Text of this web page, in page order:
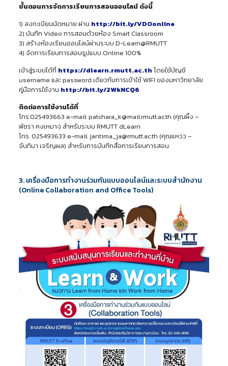
ขั้นตอนการจัดการเรียนการสอนออนไลน์ ดังนี้
1) ลงทะเบียนนัดหมาย ผ่าน http://bit.ly/VDOonline
2) บันทึก Video การสอนด้วยห้อง Smart Classroom
3) สร้างห้องเรียนออนไลน์ผ่านระบบ D-Learn@RMUTT
4) จัดการเรียนการสอนรูปแบบ Online 100%
เข้าสู่ระบบได้ที่ https://dlearn.rmutt.ac.th โดยใช้บัญชี
username และ password เดียวกับการเข้าใช้ WIFI ของมหาวิทยาลัย
คู่มือการใช้งาน http://bit.ly/2WkNCQ6
ติดต่อการใช้งานได้ที่
โทร.025493663 e-mail: patchara_k@mail.rmutt.ac.th (คุณผึ้ง –
พัชรา คงเหมาะ) สำหรับระบบ RMUTT dLearn
โทร. 025493633 e-mail: jantima_ja@rmutt.ac.th (คุณแหวว –
จันทิมา เจริญผล) สำหรับการบันทึกสื่อการเรียนการสอน
3. เครื่องมือการทำงานร่วมกันแบบออนไลน์และระบบสำนักงาน
(Online Collaboration and Office Tools)